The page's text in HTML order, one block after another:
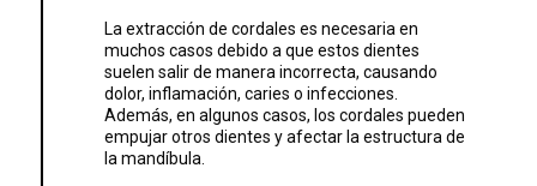
La extracción de cordales es necesaria en
muchos casos debido a que estos dientes
suelen salir de manera incorrecta, causando
dolor, inflamación, caries o infecciones.
Además, en algunos casos, los cordales pueden
empujar otros dientes y afectar la estructura de
la mandíbula.